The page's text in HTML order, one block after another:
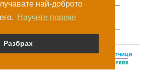
най-доброто
Научете повече
Разбрах
запазени, 2026.